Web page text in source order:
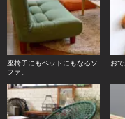
座椅子にもベッドにもなるソ
ファ。
おで